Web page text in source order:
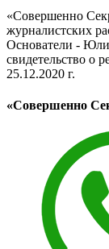
«Совершенно
журналистских
Основатели -
свидетельство о
25.12.2020 г.
«Совершенно